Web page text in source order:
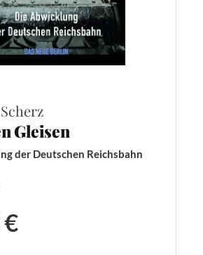
Gleisen
der Deutschen Reichsbahn